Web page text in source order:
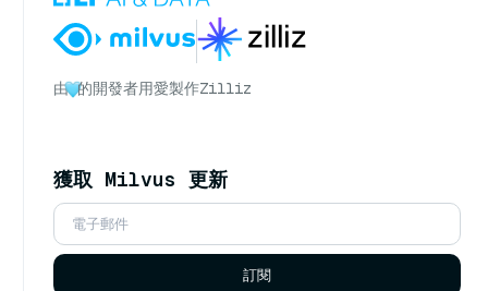
由 的開發者用愛製作Zilliz
獲取 Milvus 更新
訂閱